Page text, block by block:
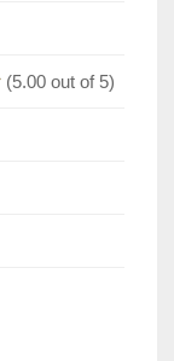
(5.00 out of 5)